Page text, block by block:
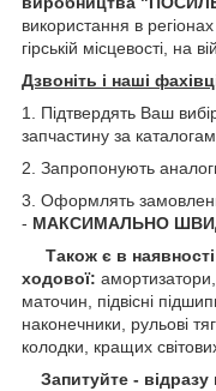
використання в
гірській місцевості, на
Дзвоніть і наші
1. Підтвердять Ваш
запчастину за
2. Запропонують
3. Оформлять
- МАКСИМАЛЬНО
Також є в наявності
ходової:
маточин, підвісні
наконечники, рульові
колодки, кращих
Запитуйте - відразу